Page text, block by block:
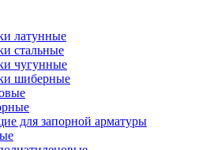
латунные
стальные
чугунные
шиберные
для запорной арматуры